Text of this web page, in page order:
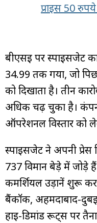
प्राइस 50
बीएसई पर स्पाइसजेट
₹34.99 तक गया, जो
को दिखाता है। तीन
अधिक चढ़ चुका है।
ऑपरेशनल विस्तार को
स्पाइसजेट ने अपनी प्रेस
737 विमान बेड़े में जोड़े
कमर्शियल उड़ानें शुरू कर
बैंकॉक, अहमदाबाद-
हाई-डिमांड रूट्स पर